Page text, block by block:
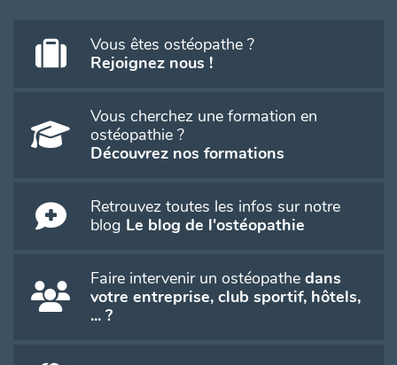
Vous êtes ostéopathe ?
Rejoignez nous !
Vous cherchez une formation en
ostéopathie ?
Découvrez nos formations
Retrouvez toutes les infos sur notre
blog Le blog de l'ostéopathie
Faire intervenir un ostéopathe dans
votre entreprise, club sportif, hôtels,
... ?